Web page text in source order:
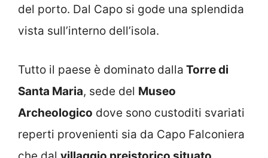
del porto. Dal Capo si gode una splendida
vista sull’interno dell’isola.
Tutto il paese è dominato dalla Torre di
Santa Maria, sede del Museo
Archeologico dove sono custoditi svariati
reperti provenienti sia da Capo Falconiera